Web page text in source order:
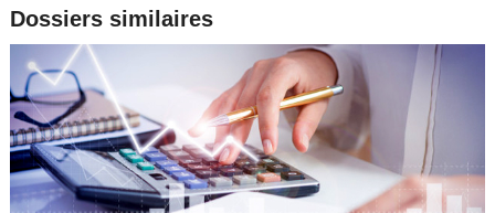
Dossiers similaires